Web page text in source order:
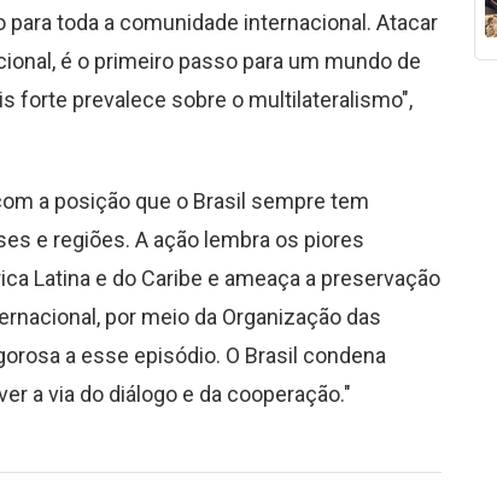
toda a comunidade internacional. Atacar
é o primeiro passo para um mundo de
forte prevalece sobre o multilateralismo",
a posição que o Brasil sempre tem
e regiões. A ação lembra os piores
Latina e do Caribe e ameaça a preservação
por meio da Organização das
a esse episódio. O Brasil condena
a via do diálogo e da cooperação."